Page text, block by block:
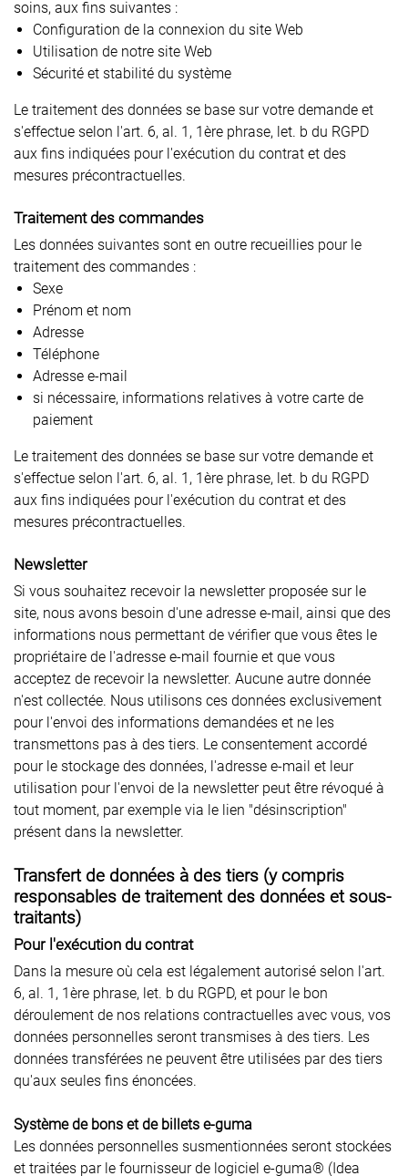
soins, aux fins suivantes :
Configuration de la connexion du site Web
Utilisation de notre site Web
Sécurité et stabilité du système
Le traitement des données se base sur votre demande et
s'effectue selon l'art. 6, al. 1, 1ère phrase, let. b du RGPD
aux fins indiquées pour l'exécution du contrat et des
mesures précontractuelles.
Traitement des commandes
Les données suivantes sont en outre recueillies pour le
traitement des commandes :
Sexe
Prénom et nom
Adresse
Téléphone
Adresse e-mail
si nécessaire, informations relatives à votre carte de
paiement
Le traitement des données se base sur votre demande et
s'effectue selon l'art. 6, al. 1, 1ère phrase, let. b du RGPD
aux fins indiquées pour l'exécution du contrat et des
mesures précontractuelles.
Newsletter
Si vous souhaitez recevoir la newsletter proposée sur le
site, nous avons besoin d'une adresse e-mail, ainsi que des
informations nous permettant de vérifier que vous êtes le
propriétaire de l'adresse e-mail fournie et que vous
acceptez de recevoir la newsletter. Aucune autre donnée
n'est collectée. Nous utilisons ces données exclusivement
pour l'envoi des informations demandées et ne les
transmettons pas à des tiers. Le consentement accordé
pour le stockage des données, l'adresse e-mail et leur
utilisation pour l'envoi de la newsletter peut être révoqué à
tout moment, par exemple via le lien "désinscription"
présent dans la newsletter.
Transfert de données à des tiers (y compris
responsables de traitement des données et sous-
traitants)
Pour l'exécution du contrat
Dans la mesure où cela est légalement autorisé selon l'art.
6, al. 1, 1ère phrase, let. b du RGPD, et pour le bon
déroulement de nos relations contractuelles avec vous, vos
données personnelles seront transmises à des tiers. Les
données transférées ne peuvent être utilisées par des tiers
qu'aux seules fins énoncées.
Système de bons et de billets e-guma
Les données personnelles susmentionnées seront stockées
et traitées par le fournisseur de logiciel e-guma® (Idea